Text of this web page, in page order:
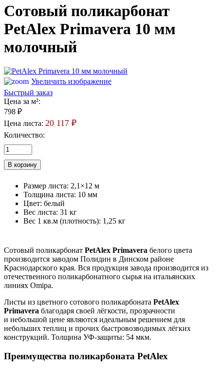
Сотовый поликарбонат
PetAlex Primavera 10 мм
молочный
Увеличить изображение
Быстрый заказ
Цена за м²:
798 ₽
Цена листа: 20 117 ₽
Количество:
Размер листа: 2,1×12 м
Толщина листа: 10 мм
Цвет: белый
Вес листа: 31 кг
Вес 1 кв.м (плотность): 1,25 кг
Сотовый поликарбонат PetAlex Primavera белого цвета
производится заводом Полидин в Динском районе
Краснодарского края. Вся продукция завода производится из
отечественного поликарбонатного сырья на итальянских
линиях Omipa.
Листы из цветного сотового поликарбоната PetAlex
Primavera благодаря своей лёгкости, прозрачности
и небольшой цене являются идеальным решением для
небольших теплиц и прочих быстровозводимых лёгких
конструкций. Толщина УФ-защиты: 54 мкм.
Преимущества поликарбоната PetAlex